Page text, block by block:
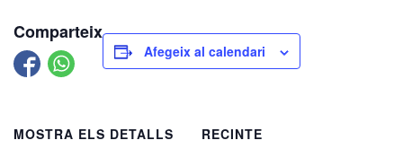
Comparteix
Afegeix al calendari
MOSTRA ELS DETALLS
RECINTE